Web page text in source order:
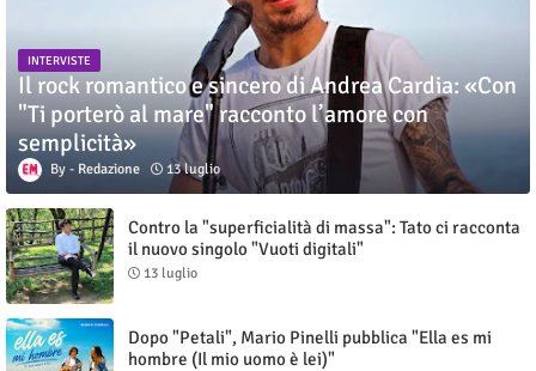
INTERVISTE
Il rock romantico e sincero di Andrea Cardia: «Con
"Ti porterò al mare" racconto l’amore con
semplicità»
Redazione 13 luglio
Contro la "superficialità di massa": Tato ci racconta
il nuovo singolo "Vuoti digitali"
13 luglio
Dopo "Petali", Mario Pinelli pubblica "Ella es mi
hombre (Il mio uomo è lei)"